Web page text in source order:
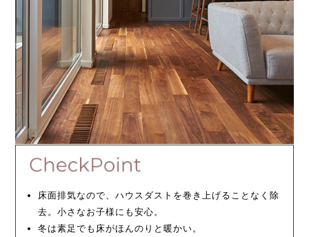
床面排気なので、ハウスダストを巻き上げることなく除
去。小さなお子様にも安心。
冬は素足でも床がほんのりと暖かい。